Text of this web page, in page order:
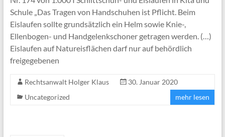
Schule „Das Tragen von Handschuhen ist Pflicht. Beim
Eislaufen sollte grundsätzlich ein Helm sowie Knie-,
Ellenbogen- und Handgelenkschoner getragen werden. (…)
Eislaufen auf Natureisflächen darf nur auf behördlich
freigegebenen
Rechtsanwalt Holger Klaus
30. Januar 2020
Uncategorized
mehr lesen